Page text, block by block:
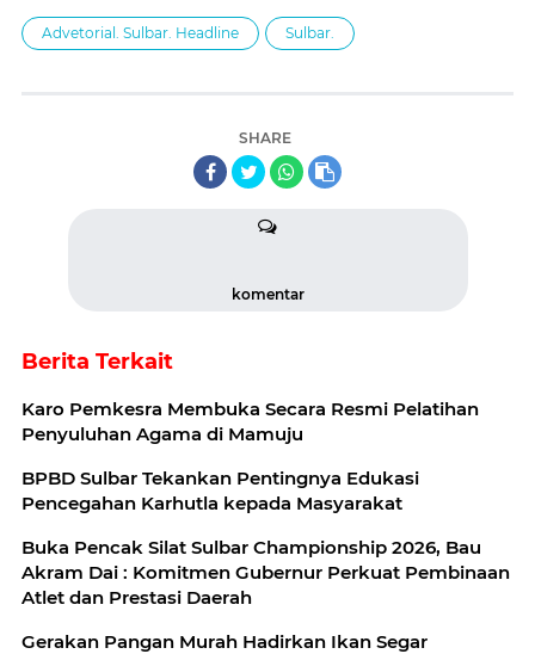
Advetorial. Sulbar. Headline Sulbar.
SHARE
komentar
Berita Terkait
Karo Pemkesra Membuka Secara Resmi Pelatihan
Penyuluhan Agama di Mamuju
BPBD Sulbar Tekankan Pentingnya Edukasi
Pencegahan Karhutla kepada Masyarakat
Buka Pencak Silat Sulbar Championship 2026, Bau
Akram Dai : Komitmen Gubernur Perkuat Pembinaan
Atlet dan Prestasi Daerah
Gerakan Pangan Murah Hadirkan Ikan Segar